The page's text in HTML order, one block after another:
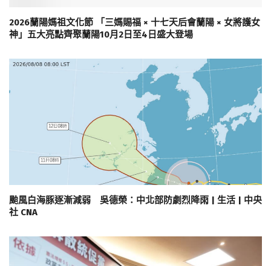
2026蘭陽媽祖文化節 「三媽賜福 × 十七天后會蘭陽 × 女將護女
神」五大亮點齊聚蘭陽10月2日至4日盛大登場
颱風白海豚逐漸減弱 吳德榮：中北部防劇烈降雨 | 生活 | 中央
社 CNA